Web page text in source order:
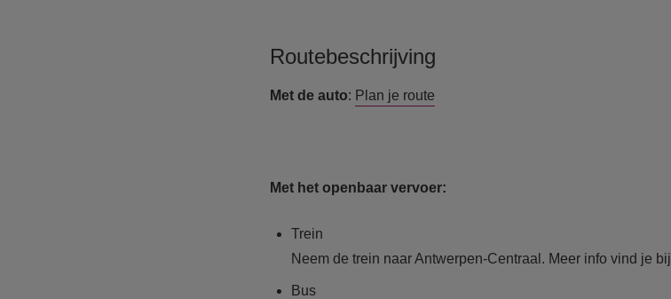
Routebeschrijving
Met de auto: Plan je route
Met het openbaar vervoer:
Trein
Neem de trein naar Antwerpen-Centraal. Meer info vind je bij
Bus